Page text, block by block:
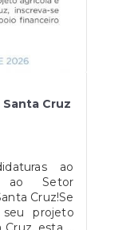
a sua
juntos,
Camacha
Povo da
Cruz
ao
ao Setor
Cruz!Se
projeto